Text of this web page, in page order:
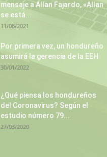
mensaje a Allan Fajardo, «Allan
se está...
11/08/2021
Por primera vez, un hondureño
asumirá la gerencia de la EEH
30/01/2022
¿Qué piensa los hondureños
del Coronavirus? Según el
estudio número 79...
27/03/2020